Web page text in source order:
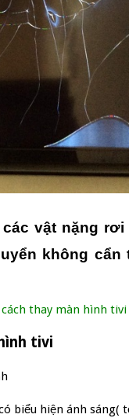
vật nặng rơi
không cẩn
thay màn hình
tivi
biểu hiện ánh sáng(